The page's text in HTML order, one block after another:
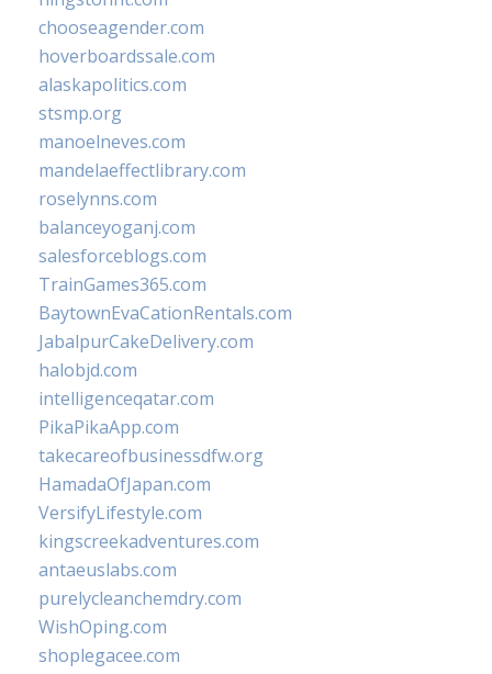
chooseagender.com
hoverboardssale.com
alaskapolitics.com
stsmp.org
manoelneves.com
mandelaeffectlibrary.com
roselynns.com
balanceyoganj.com
salesforceblogs.com
TrainGames365.com
BaytownEvaCationRentals.com
JabalpurCakeDelivery.com
halobjd.com
intelligenceqatar.com
PikaPikaApp.com
takecareofbusinessdfw.org
HamadaOfJapan.com
VersifyLifestyle.com
kingscreekadventures.com
antaeuslabs.com
purelycleanchemdry.com
WishOping.com
shoplegacee.com